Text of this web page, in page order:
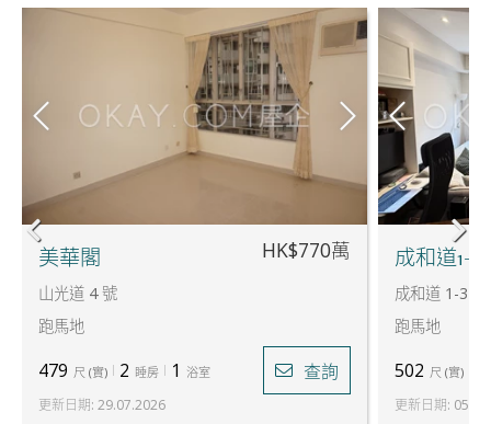
美華閣
山光道 4 號
跑馬地
HK$770萬
479 尺 (實) 2 睡房 1 浴室 查詢
更新日期: 29.07.2026
成和道1-3
成和道 1-3 號
跑馬地
502 尺 (實)
更新日期: